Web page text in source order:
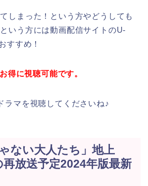
しまった！という方やどうしても
いう方には動画配信サイトのU-
すすめ！
得に視聴可能です。
ラマを視聴してくださいね♪
ない大人たち」地上
放送予定2024年版最新